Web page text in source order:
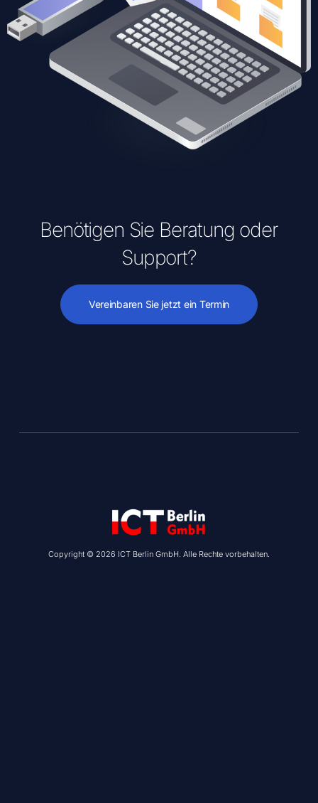
Benötigen Sie Beratung oder
Support?
Vereinbaren Sie jetzt ein Termin
Copyright © 2026 ICT Berlin GmbH. Alle Rechte vorbehalten.